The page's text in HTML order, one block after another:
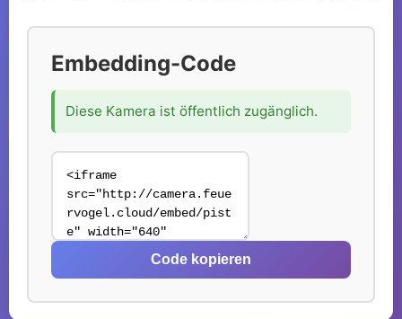
Embedding-Code
Diese Kamera ist öffentlich zugänglich.
Code kopieren